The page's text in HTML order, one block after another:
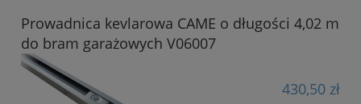
Prowadnica kevlarowa CAME o długości 4,02 m
do bram garażowych V06007
430,50 zł